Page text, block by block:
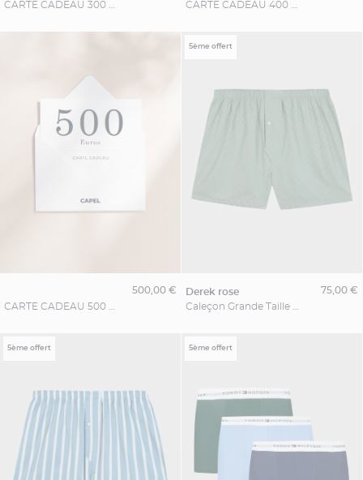
500,00 €
5ème offert
derek rose
75,00 €
5ème offert 5ème offert